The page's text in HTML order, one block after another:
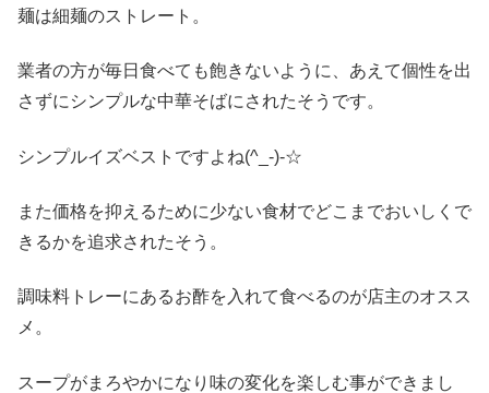
麺は細麺のストレート。
業者の方が毎日食べても飽きないように、あえて個性を出
さずにシンプルな中華そばにされたそうです。
シンプルイズベストですよね(^_-)-☆
また価格を抑えるために少ない食材でどこまでおいしくで
きるかを追求されたそう。
調味料トレーにあるお酢を入れて食べるのが店主のオスス
メ。
スープがまろやかになり味の変化を楽しむ事ができまし